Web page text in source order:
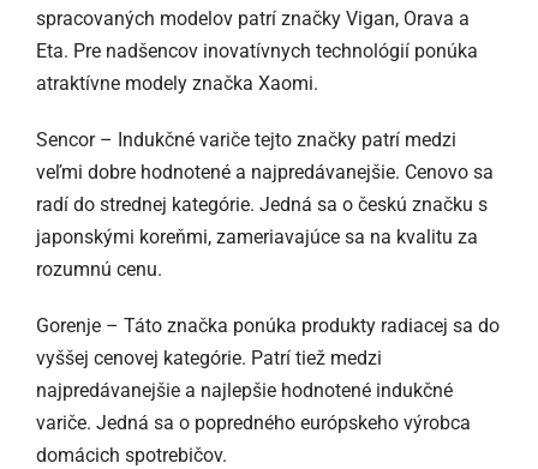
spracovaných modelov patrí značky Vigan, Orava a
Eta. Pre nadšencov inovatívnych technológií ponúka
atraktívne modely značka Xaomi.
Sencor – Indukčné variče tejto značky patrí medzi
veľmi dobre hodnotené a najpredávanejšie. Cenovo sa
radí do strednej kategórie. Jedná sa o českú značku s
japonskými koreňmi, zameriavajúce sa na kvalitu za
rozumnú cenu.
Gorenje – Táto značka ponúka produkty radiacej sa do
vyššej cenovej kategórie. Patrí tiež medzi
najpredávanejšie a najlepšie hodnotené indukčné
variče. Jedná sa o popredného európskeho výrobca
domácich spotrebičov.